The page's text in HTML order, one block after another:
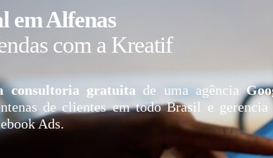
em Alfenas
com a Kreatif
consultoria gratuita de uma agência
de clientes em todo Brasil e
Ads.